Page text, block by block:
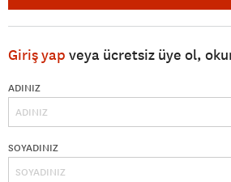
Giriş yap veya ücretsiz üye ol,
ADINIZ
SOYADINIZ